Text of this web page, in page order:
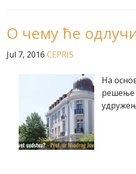
О чему ће
Jul 7, 2016 CEPRIS
На
решење